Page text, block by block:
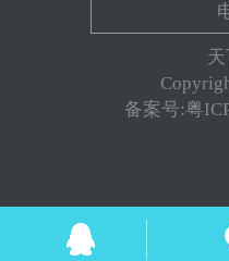
备案号:粤